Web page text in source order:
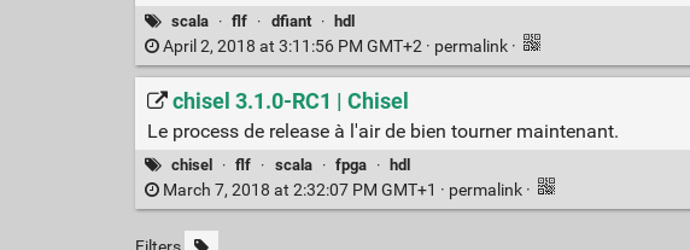
scala · flf · dfiant · hdl
April 2, 2018 at 3:11:56 PM GMT+2 · permalink ·
chisel 3.1.0-RC1 | Chisel
Le process de release à l'air de bien tourner maintenant.
chisel · flf · scala · fpga · hdl
March 7, 2018 at 2:32:07 PM GMT+1 · permalink ·